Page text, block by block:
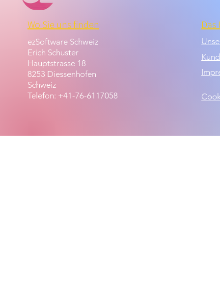
Wo Sie uns finden
ezSoftware Schweiz
Erich Schuster
Hauptstrasse 18
8253 Diessenhofen
Schweiz
Telefon: +41-76-6117058